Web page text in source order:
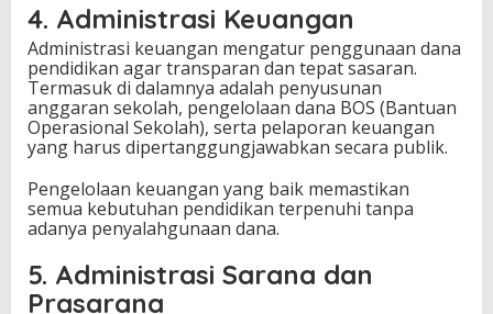
4. Administrasi Keuangan
Administrasi keuangan mengatur penggunaan dana
pendidikan agar transparan dan tepat sasaran.
Termasuk di dalamnya adalah penyusunan
anggaran sekolah, pengelolaan dana BOS (Bantuan
Operasional Sekolah), serta pelaporan keuangan
yang harus dipertanggungjawabkan secara publik.
Pengelolaan keuangan yang baik memastikan
semua kebutuhan pendidikan terpenuhi tanpa
adanya penyalahgunaan dana.
5. Administrasi Sarana dan
Prasarana